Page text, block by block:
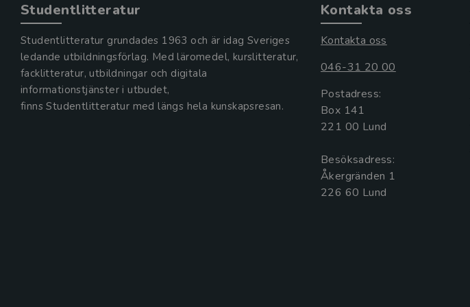
Studentlitteratur
Studentlitteratur grundades 1963 och är idag Sveriges
ledande utbildningsförlag. Med läromedel, kurslitteratur,
facklitteratur, utbildningar och digitala
informationstjänster i utbudet,
finns Studentlitteratur med längs hela kunskapsresan.
Kontakta oss
Kontakta oss
046-31 20 00
Postadress:
Box 141
221 00 Lund
Besöksadress:
Åkergränden 1